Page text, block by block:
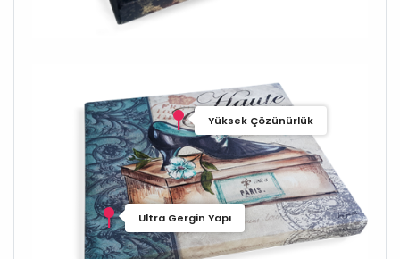
Yüksek Çözünürlük
Ultra Gergin Yapı